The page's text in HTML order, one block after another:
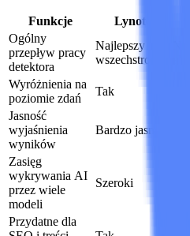
Funkcje Lynote
Ogólny
przepływ pracy
detektora
Najlepszy
wszechstronny
Wyróżnienia na
poziomie zdań
Tak
Jasność
wyjaśnienia
wyników
Bardzo jasne
Zasięg
wykrywania AI
przez wiele
modeli
Szeroki
Przydatne dla